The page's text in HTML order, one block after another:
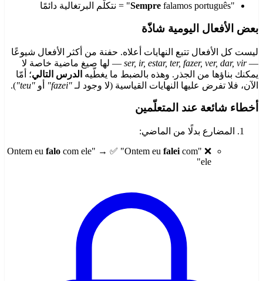
"
Sempre falamos português" = نتكلّم البرتغالية دائمًا
بعض الأفعال اليومية شاذّة
ليست كل الأفعال تتبع النهايات أعلاه. حفنة من أكثر الأفعال شيوعًا
—
ser, ir, estar, ter, fazer, ver, dar, vir — لها صيغ ماضية خاصة لا
يمكنك بناؤها من الجذر. وهذه بالضبط ما يغطّيه الدرس التالي؛ أمّا
الآن، فلا تفرض عليها النهايات القياسية (لا وجود لـ "fazei" أو "teu"
).
أخطاء شائعة عند المتعلّمين
المضارع بدلًا من الماضي:
❌ "Ontem eu
falo com ele" → ✅ "Ontem eu falei com
ele"